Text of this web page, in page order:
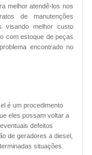
melhor atendê-los nos
de manutenções
visando melhor custo
com estoque de peças
encontrado no
é um procedimento
eles possam voltar a
defeitos
de geradores a diesel,
situações.